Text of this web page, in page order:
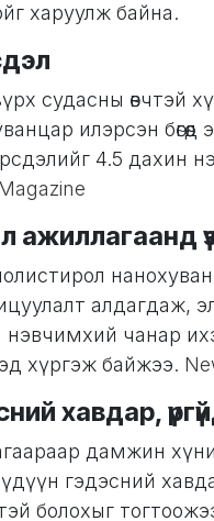
харуулж байна.
судасны өвчтэй
илэрсэн
4.5 дахин
ажиллагаанд
алдагдаж,
нэвчимхий чанар
хүргэж байжээ.
хавдар,
дамжин
бүдүүн гэдэсний
болохыг